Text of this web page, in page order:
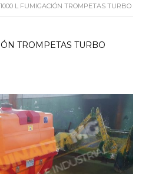
L FUMIGACIÓN TROMPETAS TURBO
TROMPETAS TURBO